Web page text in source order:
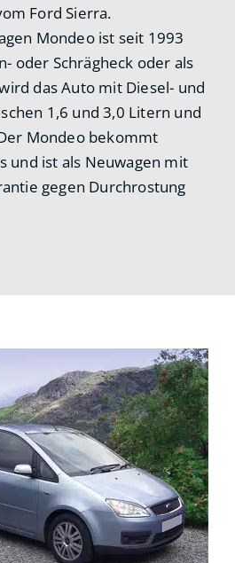
Ford Sierra.
Mondeo ist seit 1993
oder Schrägheck oder als
das Auto mit Diesel- und
1,6 und 3,0 Litern und
Mondeo bekommt
und ist als Neuwagen mit
gegen Durchrostung